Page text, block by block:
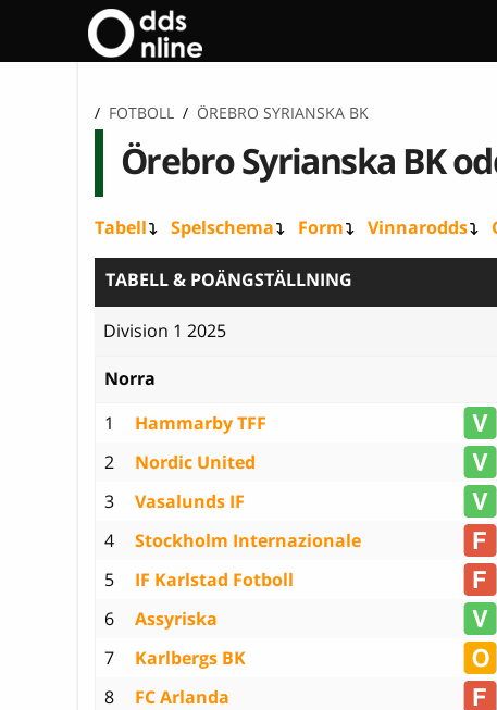
/ FOTBOLL / ÖREBRO SYRIANSKA BK
Örebro Syrianska BK
Tabell Spelschema Form Vinnarodds
TABELL & POÄNGSTÄLLNING
Division 1 2025
Norra
1
Hammarby TFF
2
Nordic United
3
Vasalunds IF
4
Stockholm Internazionale
5
IF Karlstad Fotboll
6
Assyriska
7
Karlbergs BK
8
FC Arlanda